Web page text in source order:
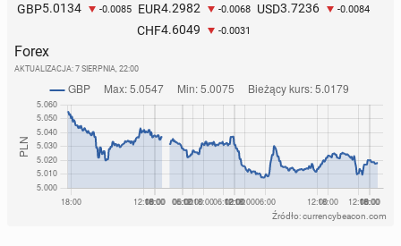
GBP5.0134 -0.0085 EUR4.2982 -0.0068 USD3.7236 -0.0084
CHF4.6049 -0.0031
Forex
AKTUALIZACJA: 7 SIERPNIA, 22:00
Źródło: currencybeacon.com